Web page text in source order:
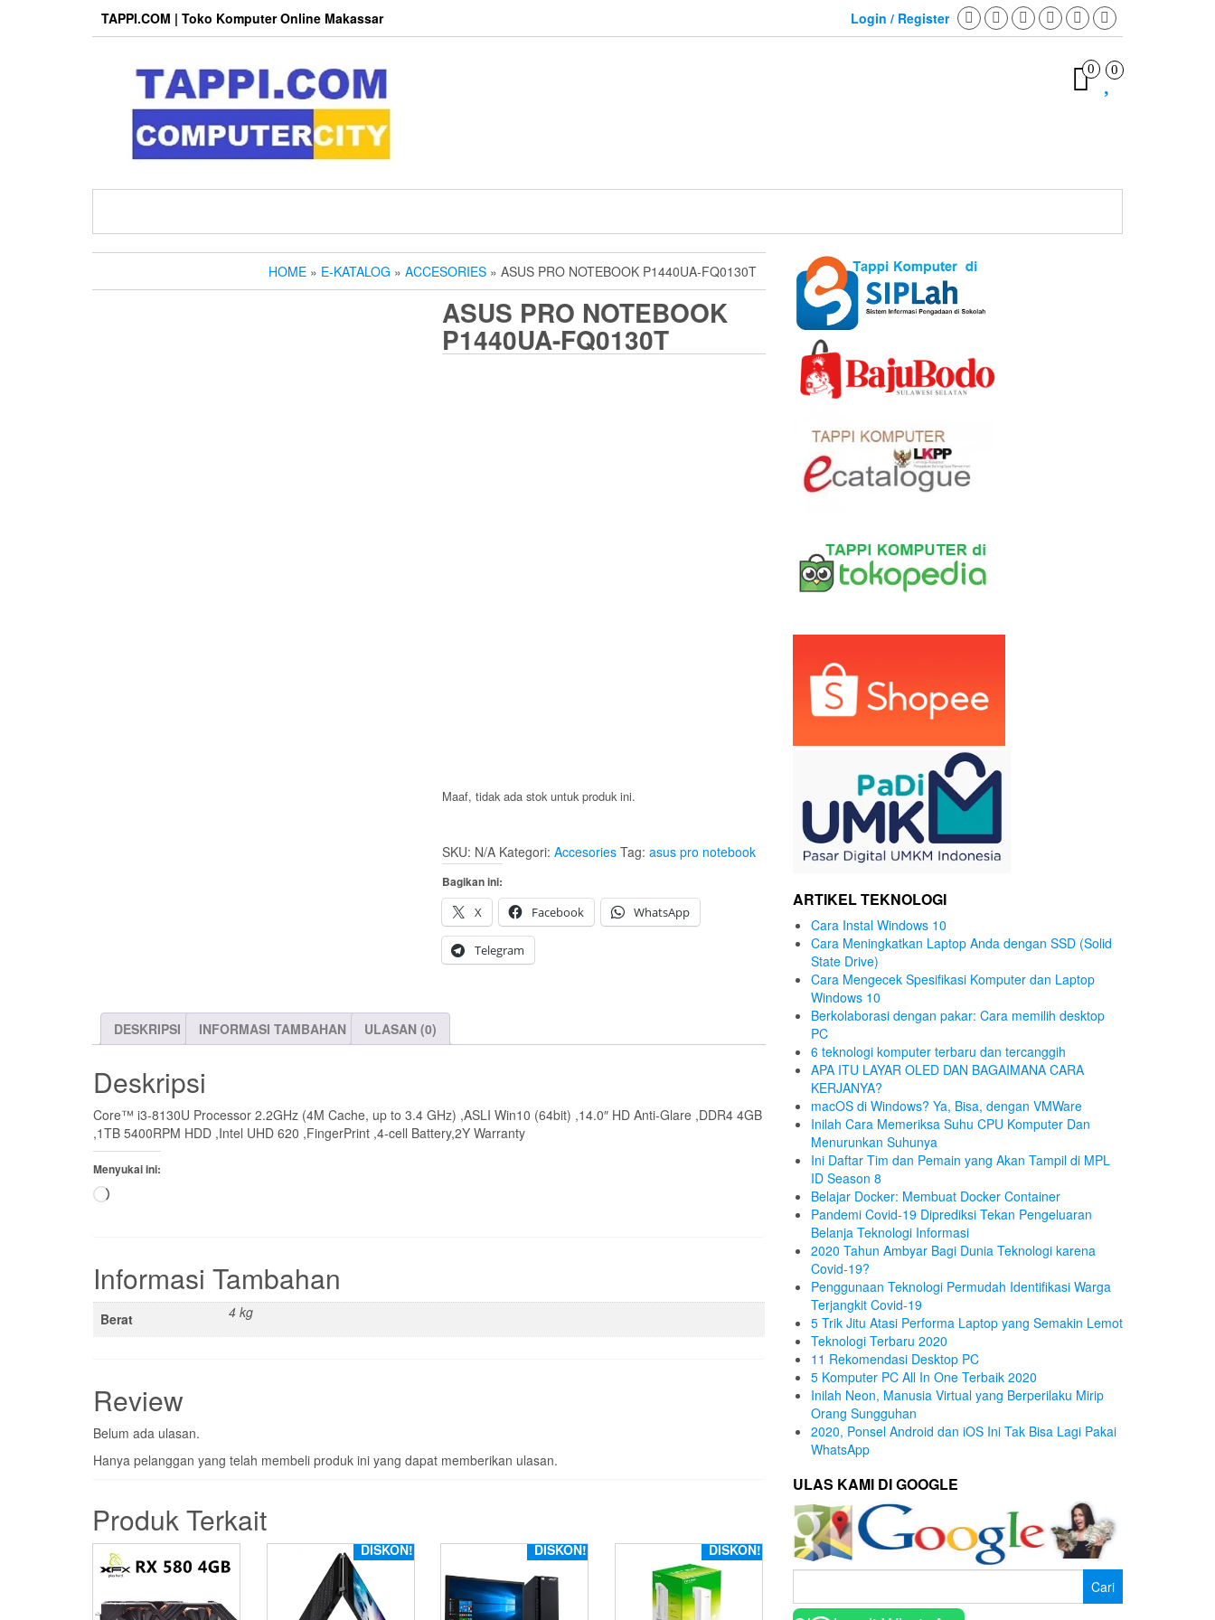
TAPPI.COM | Toko Komputer Online Makassar Login / Register
0 0
HOME » E-KATALOG » ACCESORIES » ASUS PRO NOTEBOOK P1440UA-FQ0130T
ASUS PRO NOTEBOOK
P1440UA-FQ0130T
Maaf, tidak ada stok untuk produk ini.
SKU: N/A Kategori:Accesories Tag:asus pro notebook
Bagikan ini:
X
Facebook WhatsApp
Telegram
DESKRIPSI INFORMASI TAMBAHAN ULASAN (0)
Deskripsi
Core™ i3-8130U Processor 2.2GHz (4M Cache, up to 3.4 GHz) ,ASLI Win10 (64bit) ,14.0″ HD Anti-Glare ,DDR4 4GB
,1TB 5400RPM HDD ,Intel UHD 620 ,FingerPrint ,4-cell Battery,2Y Warranty
Menyukai ini:
Memuat...
Informasi Tambahan
Berat 4 kg
Review
Belum ada ulasan.
Hanya pelanggan yang telah membeli produk ini yang dapat memberikan ulasan.
Produk Terkait
DISKON! DISKON! DISKON!
ARTIKEL TEKNOLOGI
Cara Instal Windows 10
Cara Meningkatkan Laptop Anda dengan SSD (Solid
State Drive)
Cara Mengecek Spesifikasi Komputer dan Laptop
Windows 10
Berkolaborasi dengan pakar: Cara memilih desktop
PC
6 teknologi komputer terbaru dan tercanggih
APA ITU LAYAR OLED DAN BAGAIMANA CARA
KERJANYA?
macOS di Windows? Ya, Bisa, dengan VMWare
Inilah Cara Memeriksa Suhu CPU Komputer Dan
Menurunkan Suhunya
Ini Daftar Tim dan Pemain yang Akan Tampil di MPL
ID Season 8
Belajar Docker: Membuat Docker Container
Pandemi Covid-19 Diprediksi Tekan Pengeluaran
Belanja Teknologi Informasi
2020 Tahun Ambyar Bagi Dunia Teknologi karena
Covid-19?
Penggunaan Teknologi Permudah Identifikasi Warga
Terjangkit Covid-19
5 Trik Jitu Atasi Performa Laptop yang Semakin Lemot
Teknologi Terbaru 2020
11 Rekomendasi Desktop PC
5 Komputer PC All In One Terbaik 2020
Inilah Neon, Manusia Virtual yang Berperilaku Mirip
Orang Sungguhan
2020, Ponsel Android dan iOS Ini Tak Bisa Lagi Pakai
WhatsApp
ULAS KAMI DI GOOGLE